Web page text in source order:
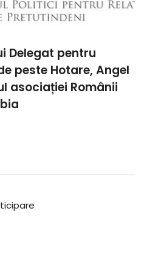
Delegat pentru
peste Hotare, Angel
asociației Românii